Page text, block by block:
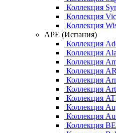
Коллекция
Коллекция
Коллекция
APE (Испания)
Коллекция
Коллекция
Коллекция
Коллекция
Коллекция
Коллекция
Коллекция
Коллекция
Коллекция
Коллекция